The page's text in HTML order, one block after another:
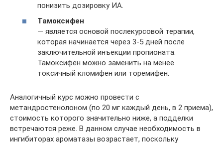
понизить дозировку ИА.
Тамоксифен
— является основой послекурсовой терапии,
которая начинается через 3-5 дней после
заключительной инъекции пропионата.
Тамоксифен можно заменить на менее
токсичный кломифен или торемифен.
Аналогичный курс можно провести с
метандростенолоном (по 20 мг каждый день, в 2 приема),
стоимость которого значительно ниже, а подделки
встречаются реже. В данном случае необходимость в
ингибиторах ароматазы возрастает, поскольку